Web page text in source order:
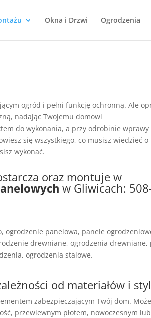
Okna i Drzwi Ogrodzenia
ogród i pełni funkcję ochronną. Ale
nadając Twojemu domowi
do wykonania, a przy odrobinie wprawy
się wszystkiego, co musisz wiedzieć o
wykonać.
oraz montuje w
w Gliwicach:
ogrodzenie panelowa, panele
drewniane, ogrodzenia drewniane,
ogrodzenia stalowe.
od materiałów i
zabezpieczającym Twój dom.
przewiewnym płotem, nowoczesnym lub